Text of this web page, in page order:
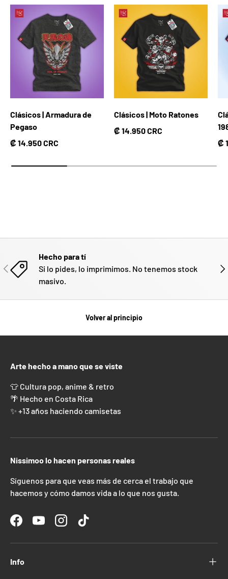
Clásicos | Armadura de
Pegaso
Precio normal
₡ 14.950 CRC
Clásicos | Moto Ratones
Precio normal
₡ 14.950 CRC
₡
ANTERIOR
Hecho para tí
Si lo pides, lo imprimimos. No tenemos stock
masivo.
Volver al principio
Arte hecho a mano que se viste
👕 Cultura pop, anime & retro
🌴 Hecho en Costa Rica
✨ +13 años haciendo camisetas
Nissimoo lo hacen personas reales
Síguenos para que veas más de cerca el trabajo que
hacemos y cómo damos vida a lo que nos gusta.
FacebookYouTubeInstagramTikTok
Info